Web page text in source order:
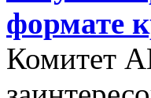
формате
Комитет